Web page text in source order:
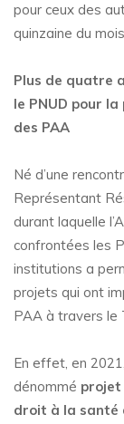
pour ceux des
quinzaine du
Plus de quatre
le PNUD pour
des PAA
Né d’une
Représentant
durant laquelle
confrontées les
institutions a
projets qui ont
PAA à travers le
En effet, en
dénommé projet
droit à la santé